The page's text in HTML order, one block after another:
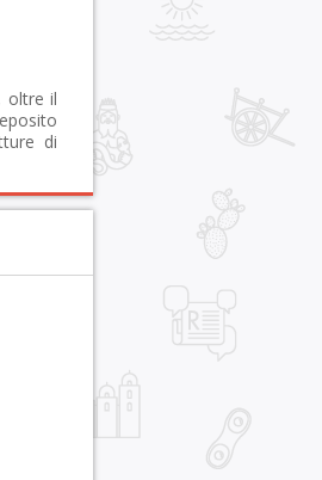
oltre il
di